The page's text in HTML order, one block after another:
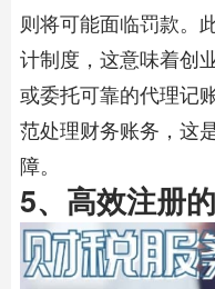
则将可能面临罚款。
计制度，这意味着创
或委托可靠的代理记
范处理财务账务，这
障。
5、高效注册